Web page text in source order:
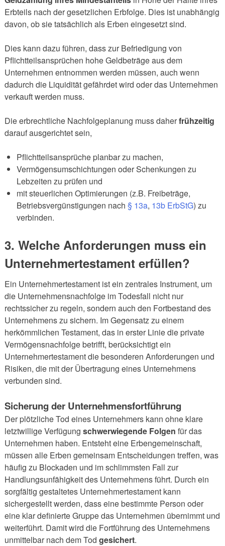
Erbteils nach der gesetzlichen Erbfolge. Dies ist unabhängig
davon, ob sie tatsächlich als Erben eingesetzt sind.
Dies kann dazu führen, dass zur Befriedigung von
Pflichtteilsansprüchen hohe Geldbeträge aus dem
Unternehmen entnommen werden müssen, auch wenn
dadurch die Liquidität gefährdet wird oder das Unternehmen
verkauft werden muss.
Die erbrechtliche Nachfolgeplanung muss daherfrühzeitig
darauf ausgerichtet sein,
Pflichtteilsansprüche planbar zu machen,
Vermögensumschichtungen oder Schenkungen zu
Lebzeiten zu prüfen und
mit steuerlichen Optimierungen (z.B. Freibeträge,
Betriebsvergünstigungen nach § 13a, 13b ErbStG) zu
verbinden.
3. Welche Anforderungen muss ein
Unternehmertestament erfüllen?
Ein Unternehmertestament ist ein zentrales Instrument, um
die Unternehmensnachfolge im Todesfall nicht nur
rechtssicher zu regeln, sondern auch den Fortbestand des
Unternehmens zu sichern. Im Gegensatz zu einem
herkömmlichen Testament, das in erster Linie die private
Vermögensnachfolge betrifft, berücksichtigt ein
Unternehmertestament die besonderen Anforderungen und
Risiken, die mit der Übertragung eines Unternehmens
verbunden sind.
Sicherung der Unternehmensfortführung
Der plötzliche Tod eines Unternehmers kann ohne klare
letztwillige Verfügung schwerwiegende Folgen für das
Unternehmen haben. Entsteht eine Erbengemeinschaft,
müssen alle Erben gemeinsam Entscheidungen treffen, was
häufig zu Blockaden und im schlimmsten Fall zur
Handlungsunfähigkeit des Unternehmens führt. Durch ein
sorgfältig gestaltetes Unternehmertestament kann
sichergestellt werden, dass eine bestimmte Person oder
eine klar definierte Gruppe das Unternehmen übernimmt und
weiterführt. Damit wird die Fortführung des Unternehmens
unmittelbar nach dem Tod gesichert.